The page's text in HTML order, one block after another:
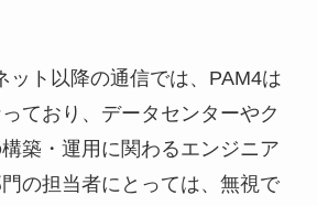
ット以降の通信では、PAM4は
ており、データセンターやク
築・運用に関わるエンジニア
の担当者にとっては、無視で